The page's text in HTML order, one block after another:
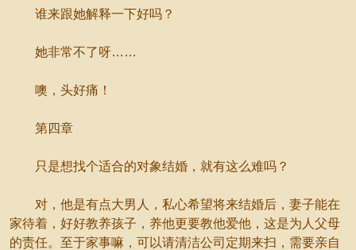
谁来跟她解释一下好吗？
她非常不了呀……
噢，头好痛！
第四章
只是想找个适合的对象结婚，就有这么难吗？
对，他是有点大男人，私心希望将来结婚后，妻子能在
家待着，好好教养孩子，养他更要教他爱他，这是为人父母
的责任。至于家事嘛，可以请清洁公司定期来扫，需要亲自